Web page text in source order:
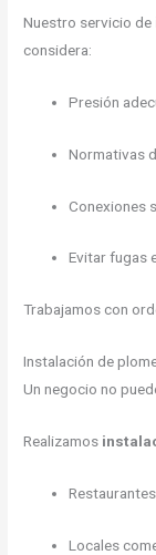
Nuestro servicio de
considera:
Presión
Normativas
Conexiones
Evitar fugas
Trabajamos con
Instalación de
Un negocio no
Realizamos
Restaurantes
Locales